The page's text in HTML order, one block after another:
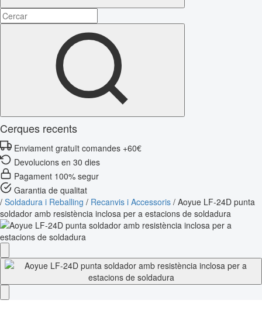
Cerques recents
Enviament gratuït comandes +60€
Devolucions en 30 dies
Pagament 100% segur
Garantia de qualitat
/ Soldadura i Reballing / Recanvis i Accessoris / Aoyue LF-24D punta
soldador amb resistència inclosa per a estacions de soldadura